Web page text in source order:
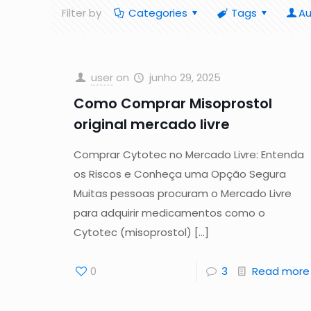
Filter by Categories Tags
user on junho 29, 2025
Como Comprar Misoprostol
original mercado livre
Comprar Cytotec no Mercado Livre: Entenda
os Riscos e Conheça uma Opção Segura
Muitas pessoas procuram o Mercado Livre
para adquirir medicamentos como o
Cytotec (misoprostol) […]
0 3 Read more